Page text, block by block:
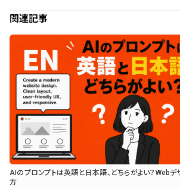
関連記事
AIのプロンプトは英語と日本語、どちらがよい？Web
方